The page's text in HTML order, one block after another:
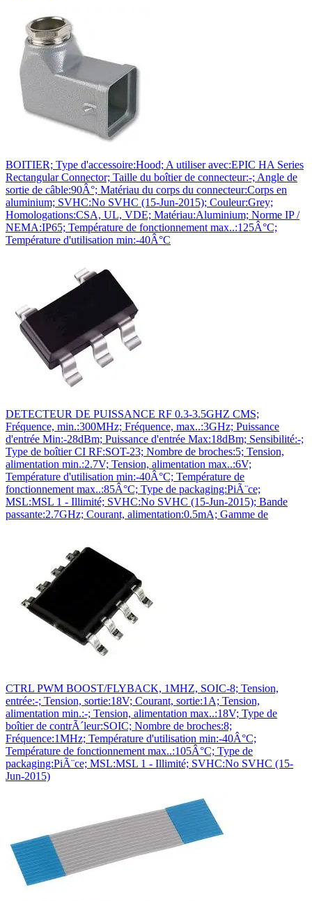
BOITIER; Type d'accessoire:Hood; A utiliser avec:EPIC HA Series
Rectangular Connector; Taille du boîtier de connecteur:-; Angle de
sortie de câble:90Â°; Matériau du corps du connecteur:Corps en
aluminium; SVHC:No SVHC (15-Jun-2015); Couleur:Grey;
Homologations:CSA, UL, VDE; Matériau:Aluminium; Norme IP /
NEMA:IP65; Température de fonctionnement max..:125Â°C;
Température d'utilisation min:-40Â°C
DETECTEUR DE PUISSANCE RF 0.3-3.5GHZ CMS;
Fréquence, min.:300MHz; Fréquence, max..:3GHz; Puissance
d'entrée Min:-28dBm; Puissance d'entrée Max:18dBm; Sensibilité:-;
Type de boîtier CI RF:SOT-23; Nombre de broches:5; Tension,
alimentation min.:2.7V; Tension, alimentation max..:6V;
Température d'utilisation min:-40Â°C; Température de
fonctionnement max..:85Â°C; Type de packaging:PiÃ¨ce;
MSL:MSL 1 - Illimité; SVHC:No SVHC (15-Jun-2015); Bande
passante:2.7GHz; Courant, alimentation:0.5mA; Gamme de
CTRL PWM BOOST/FLYBACK, 1MHZ, SOIC-8; Tension,
entrée:-; Tension, sortie:18V; Courant, sortie:1A; Tension,
alimentation min.:-; Tension, alimentation max..:18V; Type de
boîtier de contrÃ´leur:SOIC; Nombre de broches:8;
Fréquence:1MHz; Température d'utilisation min:-40Â°C;
Température de fonctionnement max..:105Â°C; Type de
packaging:PiÃ¨ce; MSL:MSL 1 - Illimité; SVHC:No SVHC (15-
Jun-2015)